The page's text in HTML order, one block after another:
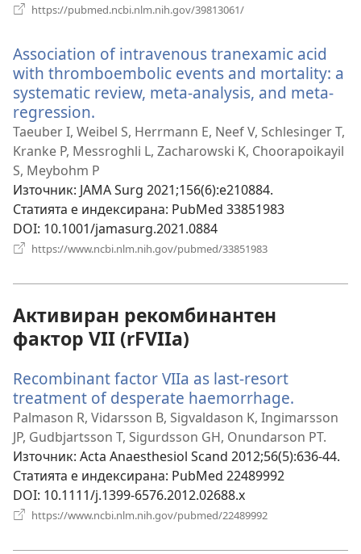
https://pubmed.ncbi.nlm.nih.gov/39813061/
Association of intravenous tranexamic acid
with thromboembolic events and mortality: a
systematic review, meta-analysis, and meta-
regression.
нов
прозорец)
Taeuber I, Weibel S, Herrmann E, Neef V, Schlesinger T,
Kranke P, Messroghli L, Zacharowski K, Choorapoikayil
S, Meybohm P
Източник‎: JAMA Surg 2021;156(6):e210884.
Статията е индексирана‎: PubMed 33851983
DOI‎: 10.1001/jamasurg.2021.0884
https://www.ncbi.nlm.nih.gov/pubmed/33851983
Активиран рекомбинантен
фактор VII (rFVIIa)
Recombinant factor VIIa as last-resort
treatment of desperate haemorrhage.
нов
Palmason R, Vidarsson B, Sigvaldason K, Ingimarsson
JP, Gudbjartsson T, Sigurdsson GH, Onundarson PT.
Източник‎: Acta Anaesthesiol Scand 2012;56(5):636-44.
Статията е индексирана‎: PubMed 22489992
DOI‎: 10.1111/j.1399-6576.2012.02688.x
https://www.ncbi.nlm.nih.gov/pubmed/22489992